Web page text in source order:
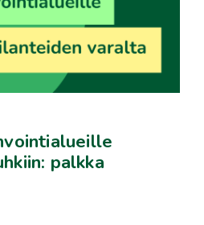
palkka